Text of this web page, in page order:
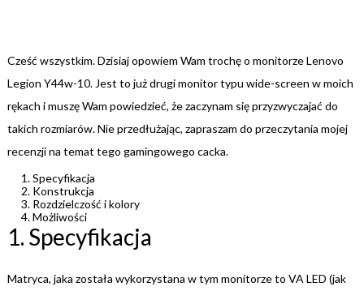
Cześć wszystkim. Dzisiaj opowiem Wam trochę o monitorze Lenovo
Legion Y44w-10. Jest to już drugi monitor typu wide-screen w moich
rękach i muszę Wam powiedzieć, że zaczynam się przyzwyczajać do
takich rozmiarów. Nie przedłużając, zapraszam do przeczytania mojej
recenzji na temat tego gamingowego cacka.
Specyfikacja
Konstrukcja
Rozdzielczość i kolory
Możliwości
1. Specyfikacja
Matryca, jaka została wykorzystana w tym monitorze to VA LED (jak